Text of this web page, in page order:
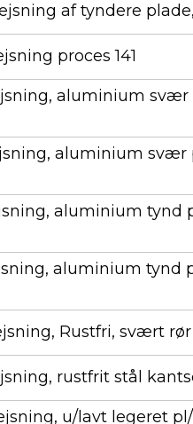
af tyndere
proces 141
aluminium svær
aluminium svær
aluminium tynd
aluminium tynd
Rustfri, svært rør
rustfrit stål
u/lavt legeret